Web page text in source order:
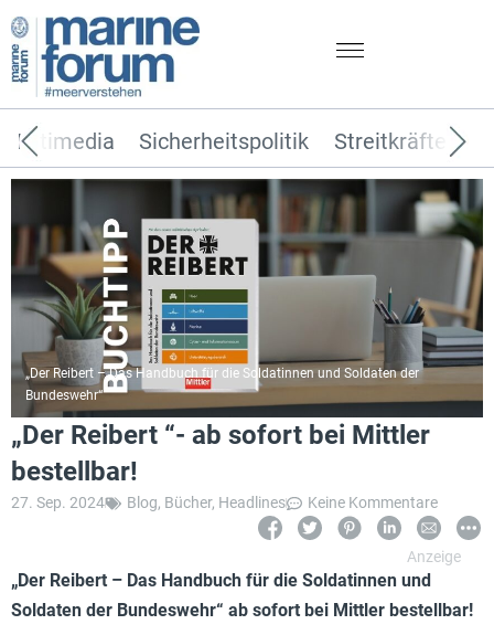
Sicherheitspolitik Streitkräfte
Multimedia
„Der Reibert – Das Handbuch für die Soldatinnen und Soldaten der
Bundeswehr“
„Der Reibert “- ab sofort bei Mittler
bestellbar!
27. Sep. 2024 Blog, Bücher, Headlines Keine Kommentare
„Der Reibert – Das Handbuch für die Soldatinnen und
Soldaten der Bundeswehr“ ab sofort bei Mittler bestellbar!